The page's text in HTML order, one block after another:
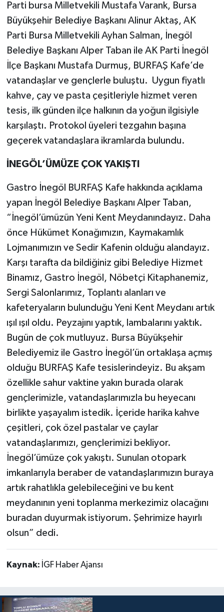
Parti bursa Milletvekili Mustafa Varank, Bursa
Büyükşehir Belediye Başkanı Alinur Aktaş, AK
Parti Bursa Milletvekili Ayhan Salman, İnegöl
Belediye Başkanı Alper Taban ile AK Parti İnegöl
İlçe Başkanı Mustafa Durmuş, BURFAŞ Kafe’de
vatandaşlar ve gençlerle buluştu. Uygun fiyatlı
kahve, çay ve pasta çeşitleriyle hizmet veren
tesis, ilk günden ilçe halkının da yoğun ilgisiyle
karşılaştı. Protokol üyeleri tezgahın başına
geçerek vatandaşlara ikramlarda bulundu.
İNEGÖL’ÜMÜZE ÇOK YAKIŞTI
Gastro İnegöl BURFAŞ Kafe hakkında açıklama
yapan İnegöl Belediye Başkanı Alper Taban,
“İnegöl’ümüzün Yeni Kent Meydanındayız. Daha
önce Hükümet Konağımızın, Kaymakamlık
Lojmanımızın ve Sedir Kafenin olduğu alandayız.
Karşı tarafta da bildiğiniz gibi Belediye Hizmet
Binamız, Gastro İnegöl, Nöbetçi Kitaphanemiz,
Sergi Salonlarımız, Toplantı alanları ve
kafeteryaların bulunduğu Yeni Kent Meydanı artık
ışıl ışıl oldu. Peyzajını yaptık, lambalarını yaktık.
Bugün de çok mutluyuz. Bursa Büyükşehir
Belediyemiz ile Gastro İnegöl’ün ortaklaşa açmış
olduğu BURFAŞ Kafe tesislerindeyiz. Bu akşam
özellikle sahur vaktine yakın burada olarak
gençlerimizle, vatandaşlarımızla bu heyecanı
birlikte yaşayalım istedik. İçeride harika kahve
çeşitleri, çok özel pastalar ve çaylar
vatandaşlarımızı, gençlerimizi bekliyor.
İnegöl’ümüze çok yakıştı. Sunulan otopark
imkanlarıyla beraber de vatandaşlarımızın buraya
artık rahatlıkla gelebileceğini ve bu kent
meydanının yeni toplanma merkezimiz olacağını
buradan duyurmak istiyorum. Şehrimize hayırlı
olsun” dedi.
Kaynak: İGF Haber Ajansı